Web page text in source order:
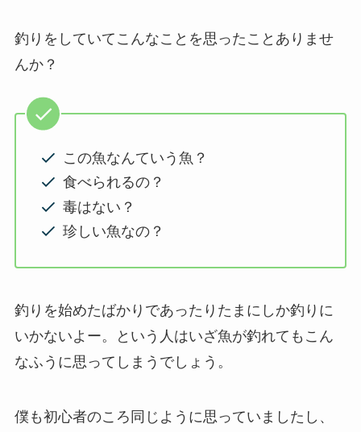
釣りをしていてこんなことを思ったことありませ
んか？
この魚なんていう魚？
食べられるの？
毒はない？
珍しい魚なの？
釣りを始めたばかりであったりたまにしか釣りに
いかないよー。という人はいざ魚が釣れてもこん
なふうに思ってしまうでしょう。
僕も初心者のころ同じように思っていましたし、